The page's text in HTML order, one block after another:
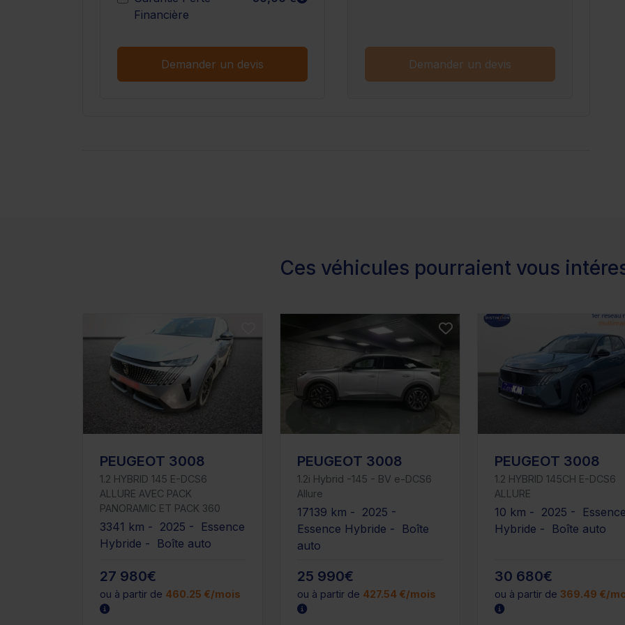
Financière
Demander un devis Demander un devis
Ces véhicules pourraient vous
PEUGEOT 3008
1.2 HYBRID 145 E-DCS6
ALLURE AVEC PACK
PANORAMIC ET PACK 360
3341 km - 2025 - Essence
Hybride - Boîte auto
27 980€
ou à partir de 460.25 €/mois
PEUGEOT 3008
1.2i Hybrid -145 - BV e-DCS6
Allure
17139 km - 2025 -
Essence Hybride - Boîte
auto
25 990€
ou à partir de 427.54 €/mois
PEUGEOT 3008
1.2 HYBRID 145CH E-DCS6
ALLURE
10 km - 2025 -
Hybride - Boîte auto
30 680€
ou à partir de 369.49 €/